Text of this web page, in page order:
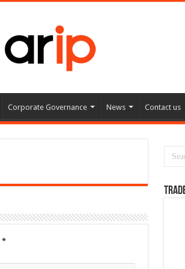
Corporate Governance News Contact us
*